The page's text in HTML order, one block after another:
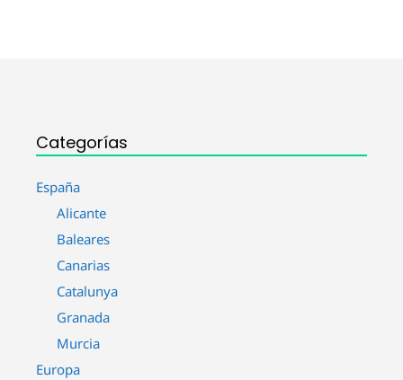
Categorías
España
Alicante
Baleares
Canarias
Catalunya
Granada
Murcia
Europa